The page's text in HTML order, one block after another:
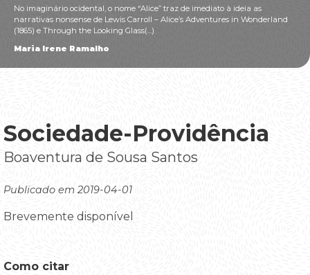
No imaginário ocidental, o nome “Alice” traz de imediato à ideia as
narrativas nonsense de Lewis Carroll – Alice’s Adventures in Wonderland
(1865) e Through the Looking Glass(...)
Maria Irene Ramalho
Sociedade-Providência
Boaventura de Sousa Santos
Publicado em 2019-04-01
Brevemente disponível
Como citar